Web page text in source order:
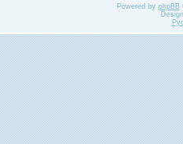
Powered by phpBB